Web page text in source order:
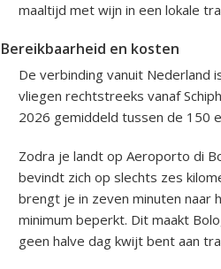
maaltijd met wijn in een lokale
Bereikbaarheid en kosten
De verbinding vanuit Nederland
vliegen rechtstreeks vanaf
2026 gemiddeld tussen de 150
Zodra je landt op Aeroporto di
bevindt zich op slechts zes
brengt je in zeven minuten
minimum beperkt. Dit maakt
geen halve dag kwijt bent aan